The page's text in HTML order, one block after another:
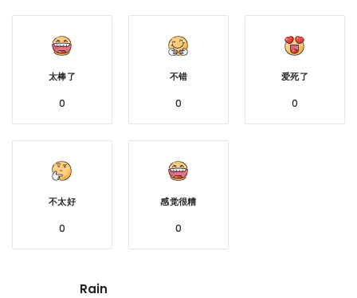
太棒了
0
不错
0
爱死了
0
不太好
0
感觉很糟
0
Rain